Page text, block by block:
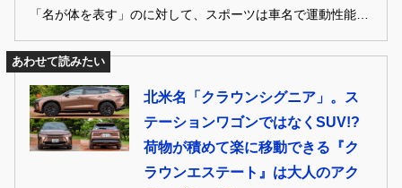
「名が体を表す」のに対して、スポーツは車名で運動性能の
あわせて読みたい
北米名「クラウンシグニア」。ス
テーションワゴンではなくSUV!?
荷物が積めて楽に移動できる『ク
ラウンエステート』は大人のアク